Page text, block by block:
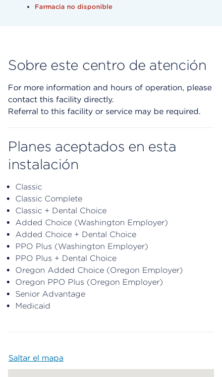
Farmacia no disponible
Sobre este centro de atención
For more information and hours of operation, please
contact this facility directly.
Referral to this facility or service may be required.
Planes aceptados en esta
instalación
Classic
Classic Complete
Classic + Dental Choice
Added Choice (Washington Employer)
Added Choice + Dental Choice
PPO Plus (Washington Employer)
PPO Plus + Dental Choice
Oregon Added Choice (Oregon Employer)
Oregon PPO Plus (Oregon Employer)
Senior Advantage
Medicaid
Saltar el mapa